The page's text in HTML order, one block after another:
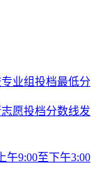
业组投档最低分
愿投档分数线发
午9:00至下午3:00